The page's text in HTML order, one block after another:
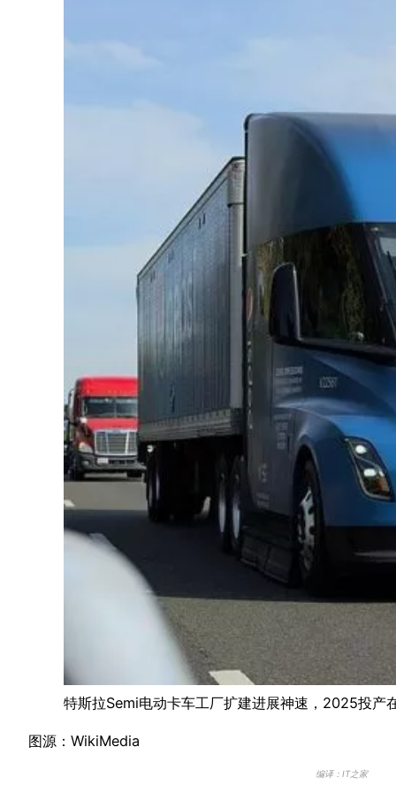
特斯拉Semi电动卡车工厂扩建进展神速，2025投产
图源：WikiMedia
编译：IT之家